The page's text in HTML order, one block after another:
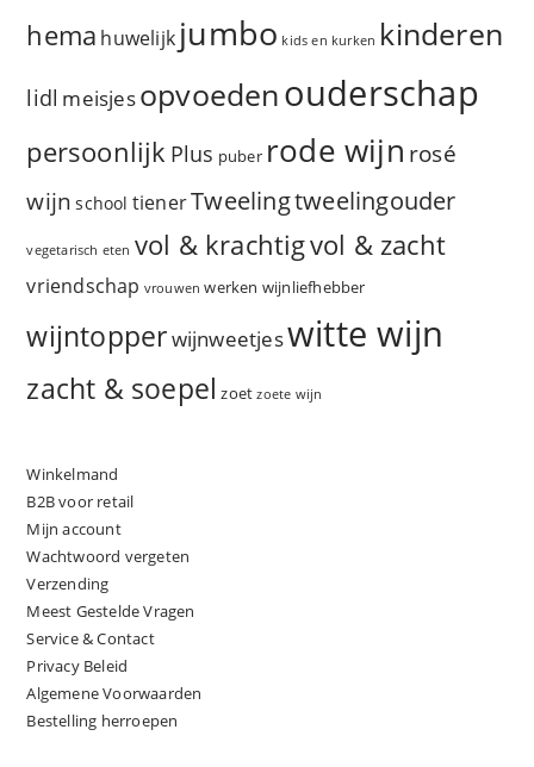
hema huwelijk jumbo kids en kurken kinderen
lidl meisjesopvoedenouderschap
persoonlijk Plus puber rode wijn rosé
wijn school tienerTweelingtweelingouder
vegetarisch eten vol & krachtigvol & zacht
vriendschap vrouwen werken wijnliefhebber
wijntopperwijnweetjeswitte wijn
zacht & soepel zoet zoete wijn
Winkelmand
B2B voor retail
Mijn account
Wachtwoord vergeten
Verzending
Meest Gestelde Vragen
Service & Contact
Privacy Beleid
Algemene Voorwaarden
Bestelling herroepen